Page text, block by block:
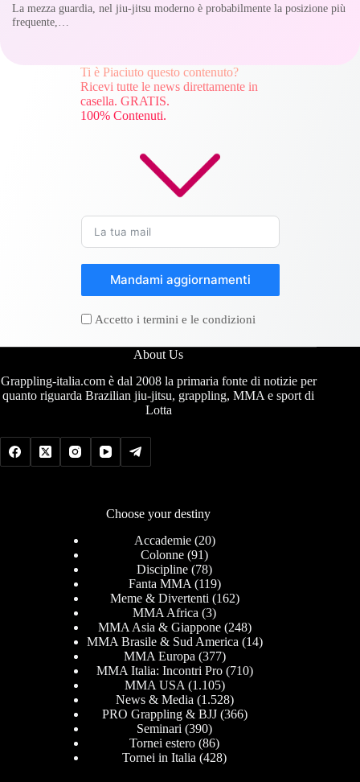
La mezza guardia, nel jiu-jitsu moderno è probabilmente la posizione più
frequente,…
Ti è Piaciuto questo contenuto?
Ricevi tutte le news direttamente in
casella. GRATIS.
100% Contenuti.
Mandami aggiornamenti
Accetto i termini e le condizioni
About Us
Grappling-italia.com è dal 2008 la primaria fonte di notizie per
quanto riguarda Brazilian jiu-jitsu, grappling, MMA e sport di
Lotta
Choose your destiny
Accademie(20)
Colonne (91)
Discipline (78)
Fanta MMA (119)
Meme & Divertenti (162)
MMA Africa (3)
MMA Asia & Giappone(248)
MMA Brasile & Sud America (14)
MMA Europa (377)
MMA Italia: Incontri Pro(710)
MMA USA (1.105)
News & Media (1.528)
PRO Grappling & BJJ(366)
Seminari (390)
Tornei estero (86)
Tornei in Italia (428)